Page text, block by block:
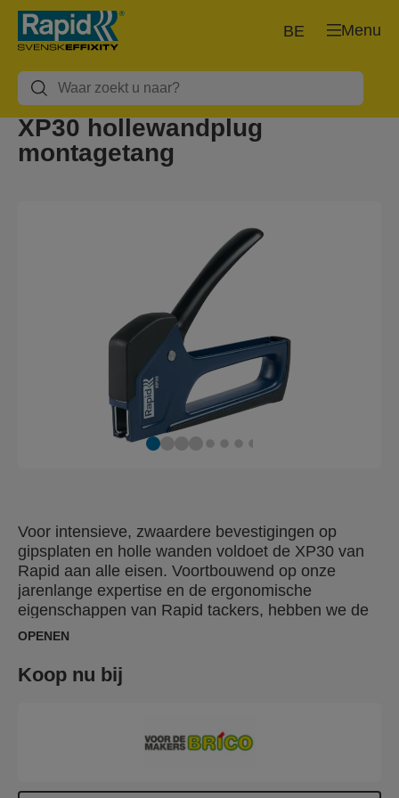
Menu
BE
XP30 hollewandplug
montagetang
Voor intensieve, zwaardere bevestigingen op
gipsplaten en holle wanden voldoet de XP30 van
Rapid aan alle eisen. Voortbouwend op onze
jarenlange expertise en de ergonomische
eigenschappen van Rapid tackers, hebben we de
XP30 zo ontworpen dat deze vlak tegen de muur
waarop druk kan worden uitgeoefend en de plug
kan worden geplaatst. Dit zorgt ervoor dat de plug
verbeterd dankzij het antislip rubberen oppervlak
van de XP30, dat ook het risico op schade aan de
oog op veelvuldig gebruik en heeft een sterke
OPENEN
Koop nu bij